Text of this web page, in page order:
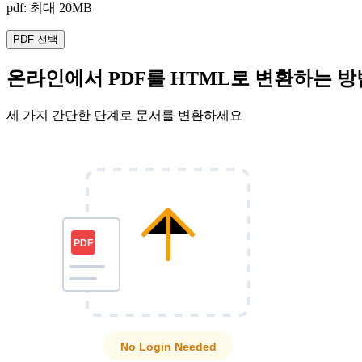
pdf: 최대 20MB
PDF 선택
온라인에서 PDF를 HTML로 변환하는 방
세 가지 간단한 단계로 문서를 변환하세요